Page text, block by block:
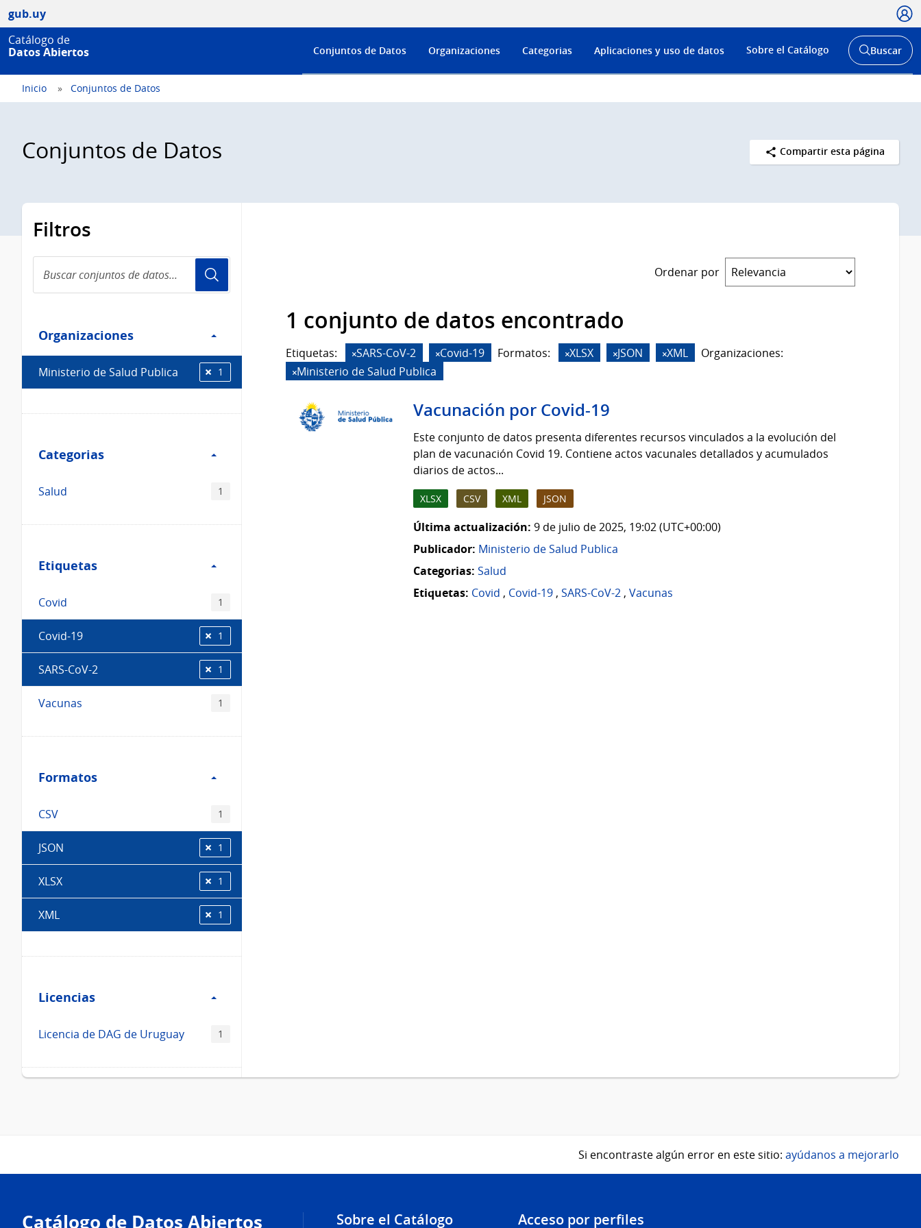
gub.uy
Catálogo de
Datos Abiertos
Menú
de
Conjuntos de Datos Organizaciones Categorias Aplicaciones y uso de datos Sobre el Catálogo
Abrir
buscador
Buscar
Inicio Conjuntos de Datos
Conjuntos de Datos Compartir esta página
Filtros
conjuntos
de
Organizaciones
Organizaciones
Ministerio de Salud Publica 1
Categorias
Categorias
Salud 1
Etiquetas
Etiquetas
Covid 1
Covid-19 1
SARS-CoV-2 1
Vacunas 1
Formatos
Formatos
CSV 1
JSON 1
XLSX 1
XML 1
Licencias
Licencias
Licencia de DAG de Uruguay 1
Ordenar por
1 conjunto de datos encontrado
Etiquetas: SARS-CoV-2 Covid-19 Formatos: XLSX JSON XML
Organizaciones:
Ministerio de Salud Publica
Vacunación por Covid-19
Este conjunto de datos presenta diferentes recursos vinculados a la evolución del
plan de vacunación Covid 19. Contiene actos vacunales detallados y acumulados
diarios de actos...
XLSX CSV XML JSON
Última actualización: 9 de julio de 2025, 19:02 (UTC+00:00)
Publicador: Ministerio de Salud Publica
Categorias: Salud
Etiquetas: Covid , Covid-19, SARS-CoV-2, Vacunas
Si encontraste algún error en este sitio: ayúdanos a mejorarlo
Catálogo de Datos Abiertos Sobre el Catálogo Acceso por perfiles